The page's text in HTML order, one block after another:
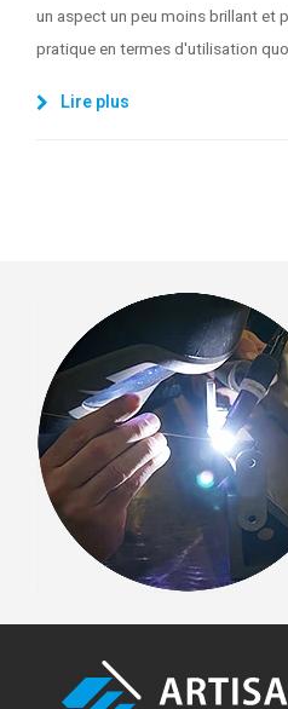
un aspect un peu moins brillant et
pratique en termes d'utilisation
Lire plus